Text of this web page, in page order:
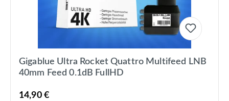
Gigablue Ultra Rocket Quattro Multifeed LNB
40mm Feed 0.1dB FullHD
14,90 €